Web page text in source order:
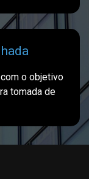
o objetivo
tomada de